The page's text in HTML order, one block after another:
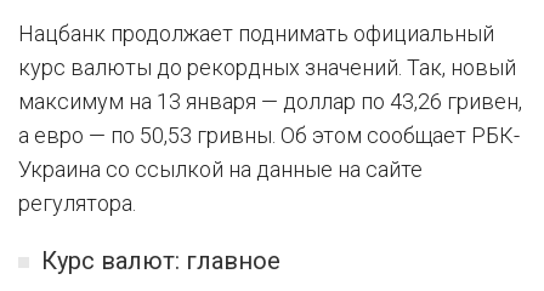
Нацбанк продолжает поднимать официальный
курс валюты до рекордных значений. Так, новый
максимум на 13 января — доллар по 43,26 гривен,
а евро — по 50,53 гривны. Об этом сообщает РБК-
Украина со ссылкой на данные на сайте
регулятора.
Курс валют: главное